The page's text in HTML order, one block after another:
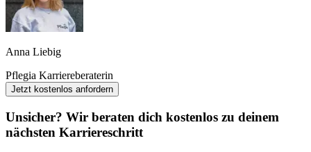
Anna Liebig
Pflegia Karriereberaterin
Jetzt kostenlos anfordern
Unsicher? Wir beraten dich kostenlos zu deinem
nächsten Karriereschritt